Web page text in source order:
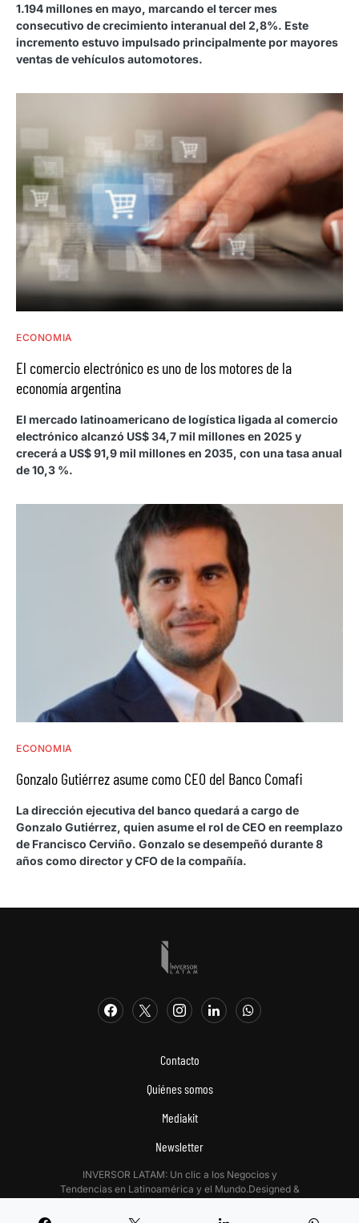
1.194 millones en mayo, marcando el tercer mes
consecutivo de crecimiento interanual del 2,8%. Este
incremento estuvo impulsado principalmente por mayores
ventas de vehículos automotores.
ECONOMIA
El comercio electrónico es uno de los motores de la
economía argentina
El mercado latinoamericano de logística ligada al comercio
electrónico alcanzó US$ 34,7 mil millones en 2025 y
crecerá a US$ 91,9 mil millones en 2035, con una tasa anual
de 10,3 %.
ECONOMIA
Gonzalo Gutiérrez asume como CEO del Banco Comafi
La dirección ejecutiva del banco quedará a cargo de
Gonzalo Gutiérrez, quien asume el rol de CEO en reemplazo
de Francisco Cerviño. Gonzalo se desempeñó durante 8
años como director y CFO de la compañía.
Contacto
Quiénes somos
Mediakit
Newsletter
INVERSOR LATAM: Un clic a los Negocios y
Tendencias en Latinoamérica y el Mundo.Designed &